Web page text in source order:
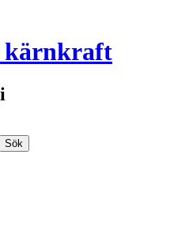
kärnkraft